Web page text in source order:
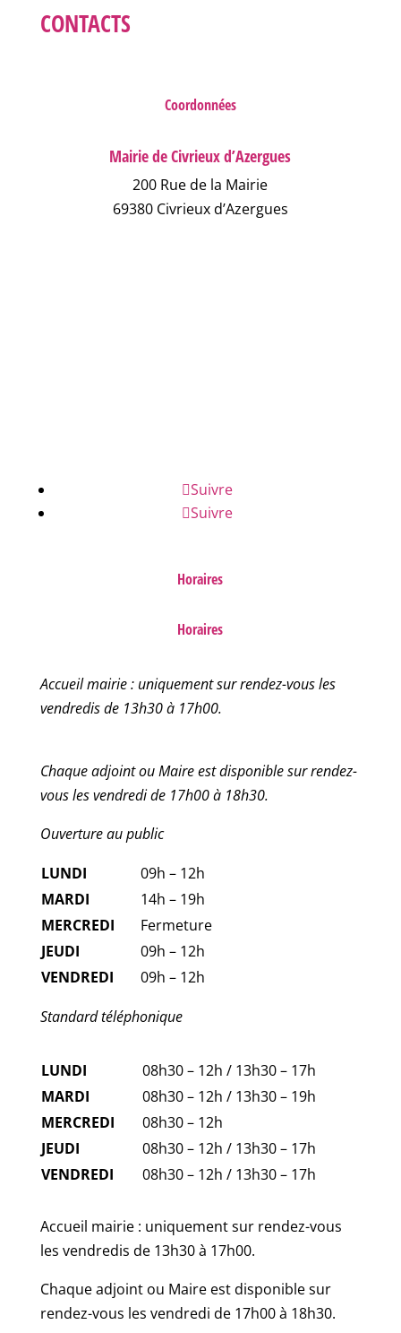
CONTACTS
Coordonnées
Mairie de Civrieux d’Azergues
200 Rue de la Mairie
69380 Civrieux d’Azergues
Suivre
Suivre
Horaires
Horaires
Accueil mairie : uniquement sur rendez-vous les
vendredis de 13h30 à 17h00.
Chaque adjoint ou Maire est disponible sur rendez-
vous les vendredi de 17h00 à 18h30.
Ouverture au public
LUNDI
09h – 12h
MARDI
14h – 19h
MERCREDI
Fermeture
JEUDI
09h – 12h
VENDREDI
09h – 12h
Standard téléphonique
LUNDI
08h30 – 12h / 13h30 – 17h
MARDI
08h30 – 12h / 13h30 – 19h
MERCREDI
08h30 – 12h
JEUDI
08h30 – 12h / 13h30 – 17h
VENDREDI
08h30 – 12h / 13h30 – 17h
Accueil mairie : uniquement sur rendez-vous
les vendredis de 13h30 à 17h00.
Chaque adjoint ou Maire est disponible sur
rendez-vous les vendredi de 17h00 à 18h30.